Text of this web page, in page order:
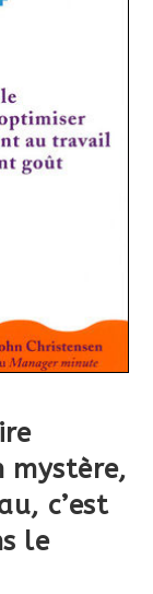
mystère,
c’est
le